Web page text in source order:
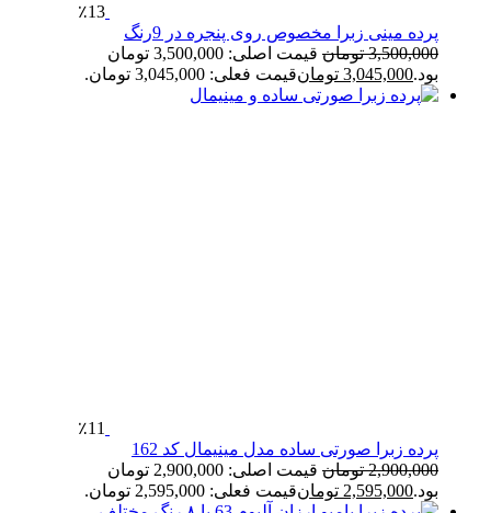
٪13
پرده مینی زبرا مخصوص روی پنجره در 9رنگ
3,500,000 تومان
قیمت اصلی: 3,500,000 تومان
بود.3,045,000 تومانقیمت فعلی: 3,045,000 تومان.
٪11
پرده زبرا صورتی ساده مدل مینیمال کد 162
2,900,000 تومان
قیمت اصلی: 2,900,000 تومان
بود.2,595,000 تومانقیمت فعلی: 2,595,000 تومان.